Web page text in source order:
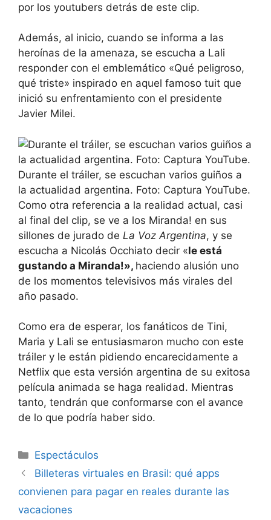
por los youtubers detrás de este clip.
Además, al inicio, cuando se informa a las
heroínas de la amenaza, se escucha a Lali
responder con el emblemático «Qué peligroso,
qué triste» inspirado en aquel famoso tuit que
inició su enfrentamiento con el presidente
Javier Milei.
Durante el tráiler, se escuchan varios guiños a
la actualidad argentina. Foto: Captura YouTube.
Como otra referencia a la realidad actual, casi
al final del clip, se ve a los Miranda! en sus
sillones de jurado de La Voz Argentina, y se
escucha a Nicolás Occhiato decir «le está
gustando a Miranda!», haciendo alusión uno
de los momentos televisivos más virales del
año pasado.
Como era de esperar, los fanáticos de Tini,
Maria y Lali se entusiasmaron mucho con este
tráiler y le están pidiendo encarecidamente a
Netflix que esta versión argentina de su exitosa
película animada se haga realidad. Mientras
tanto, tendrán que conformarse con el avance
de lo que podría haber sido.
Espectáculos
Billeteras virtuales en Brasil: qué apps
convienen para pagar en reales durante las
vacaciones